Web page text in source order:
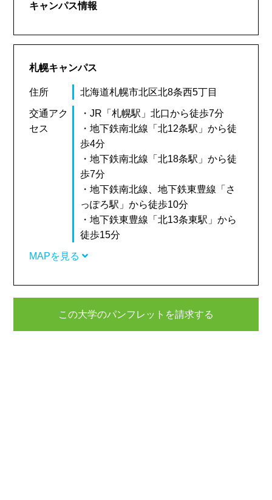
キャンパス情報
札幌キャンパス
住所 北海道札幌市北区北8条西5丁目
交通アク
セス
・JR「札幌駅」北口から徒歩7分
・地下鉄南北線「北12条駅」から徒
歩4分
・地下鉄南北線「北18条駅」から徒
歩7分
・地下鉄南北線、地下鉄東豊線「さ
っぽろ駅」から徒歩10分
・地下鉄東豊線「北13条東駅」から
徒歩15分
MAPを見る
この大学のパンフレットを請求する